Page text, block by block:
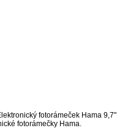
fotorámeček Hama
fotorámečky Hama.